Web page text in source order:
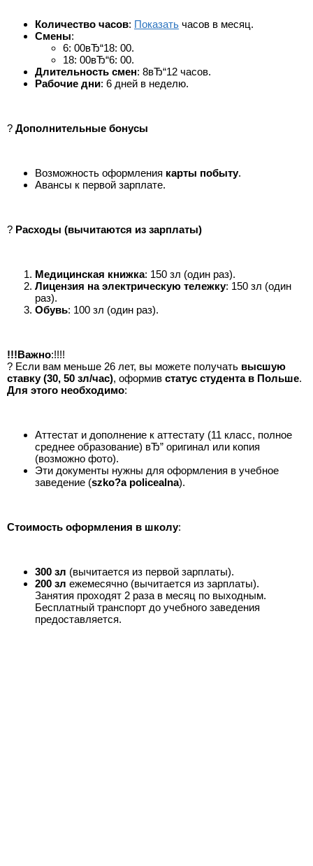
Количество часов: Показать часов в месяц.
Смены:
6: 00вЂ“18: 00.
18: 00вЂ“6: 00.
Длительность смен: 8вЂ“12 часов.
Рабочие дни: 6 дней в неделю.
? Дополнительные бонусы
Возможность оформления карты побыту.
Авансы к первой зарплате.
? Расходы (вычитаются из зарплаты)
Медицинская книжка: 150 зл (один раз).
Лицензия на электрическую тележку: 150 зл (один
раз).
Обувь: 100 зл (один раз).
!!!Важно:!!!!
? Если вам меньше 26 лет, вы можете получать высшую
ставку (30, 50 зл/час), оформив статус студента в Польше.
Для этого необходимо:
Аттестат и дополнение к аттестату (11 класс, полное
среднее образование) вЂ” оригинал или копия
(возможно фото).
Эти документы нужны для оформления в учебное
заведение (szko?a policealna).
Стоимость оформления в школу:
300 зл (вычитается из первой зарплаты).
200 зл ежемесячно (вычитается из зарплаты).
Занятия проходят 2 раза в месяц по выходным.
Бесплатный транспорт до учебного заведения
предоставляется.